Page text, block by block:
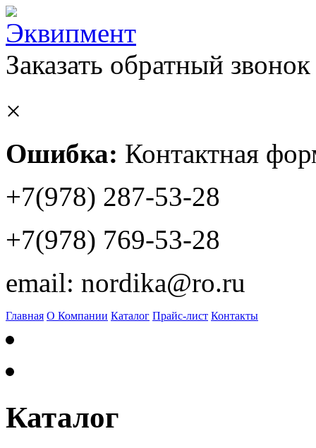
Заказать обратный звонок
×
Ошибка: Контактная
+7(978) 287-53-28
+7(978) 769-53-28
email: nordika@ro.ru
Главная О Компании Каталог Прайс-лист Контакты
Каталог